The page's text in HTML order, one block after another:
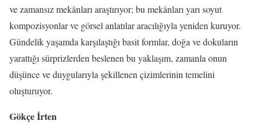
ve zamansız mekânları araştırıyor; bu mekânları yarı soyut
kompozisyonlar ve görsel anlatılar aracılığıyla yeniden kuruyor.
Gündelik yaşamda karşılaştığı basit formlar, doğa ve dokuların
yarattığı sürprizlerden beslenen bu yaklaşım, zamanla onun
düşünce ve duygularıyla şekillenen çizimlerinin temelini
oluşturuyor.
Gökçe İrten